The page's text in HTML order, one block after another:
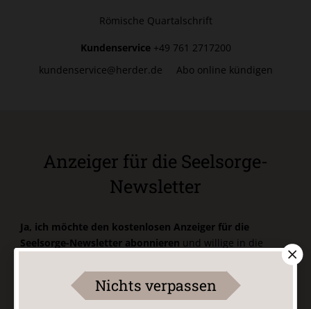
Römische Quartalschrift
Kundenservice +49 761 2717200
kundenservice@herder.de
Abo online kündigen
Anzeiger für die Seelsorge-
Newsletter
Ja, ich möchte den kostenlosen Anzeiger für die
Seelsorge-Newsletter abonnieren und willige in die
Verwendung meiner Kontaktdaten zum Zweck des E-Mail-
Marketings durch den Verlag Herder ein. Den Newsletter
oder die E-Mail-Werbung kann ich jederzeit abbestellen.
Nichts verpassen